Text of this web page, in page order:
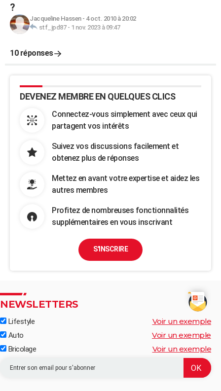
?
Jacqueline Hassen- 4 oct. 2010 à 20:02
stf_jpd87- 1 nov. 2023 à 09:47
10 réponses
DEVENEZ MEMBRE EN QUELQUES CLICS
Connectez-vous simplement avec ceux qui
partagent vos intérêts
Suivez vos discussions facilement et
obtenez plus de réponses
Mettez en avant votre expertise et aidez les
autres membres
Profitez de nombreuses fonctionnalités
supplémentaires en vous inscrivant
S'INSCRIRE
NEWSLETTERS
Lifestyle Voir un exemple
Auto Voir un exemple
Bricolage Voir un exemple